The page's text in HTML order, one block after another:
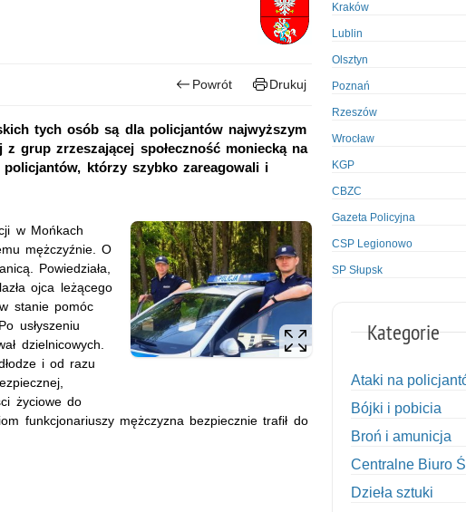
Powrót Drukuj
tych osób są dla policjantów najwyższym
grup zrzeszającej społeczność moniecką na
którzy szybko zareagowali i
w Mońkach
mężczyźnie. O
Powiedziała,
ojca leżącego
stanie pomóc
usłyszeniu
dzielnicowych.
i od razu
życiowe do
funkcjonariuszy mężczyzna bezpiecznie trafił do
Kraków
Lublin
Olsztyn
Poznań
Rzeszów
Wrocław
KGP
CBZC
Gazeta Policyjna
CSP Legionowo
SP Słupsk
Kategorie
Ataki na
Bójki i pobicia
Broń i amunicja
Centralne Biuro
Dzieła sztuki